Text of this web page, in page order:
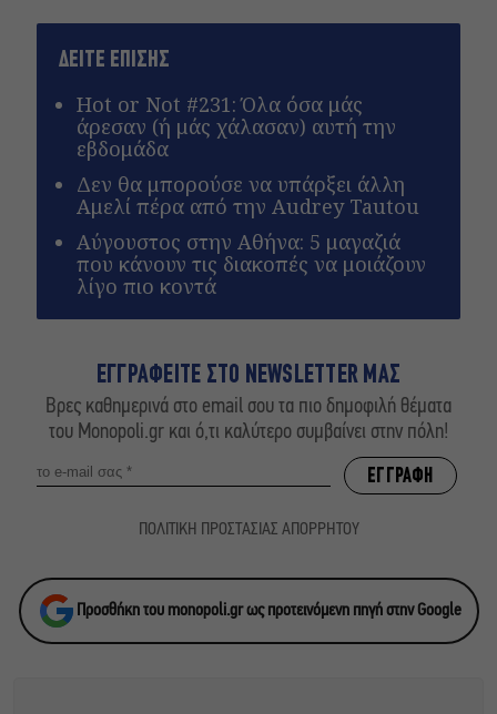
ΔΕΙΤΕ ΕΠΙΣΗΣ
Hot or Not #231: Όλα όσα μάς
άρεσαν (ή μάς χάλασαν) αυτή την
εβδομάδα
Δεν θα μπορούσε να υπάρξει άλλη
Αμελί πέρα από την Audrey Tautou
Αύγουστος στην Αθήνα: 5 μαγαζιά
που κάνουν τις διακοπές να μοιάζουν
λίγο πιο κοντά
ΕΓΓΡΑΦΕΙΤΕ ΣΤΟ NEWSLETTER ΜΑΣ
Βρες καθημερινά στο email σου τα πιο δημοφιλή θέματα
του Monopoli.gr και ό,τι καλύτερο συμβαίνει στην πόλη!
ΠΟΛΙΤΙΚΗ ΠΡΟΣΤΑΣΙΑΣ ΑΠΟΡΡΗΤΟΥ
Προσθήκη του monopoli.gr ως προτεινόμενη πηγή στην Google